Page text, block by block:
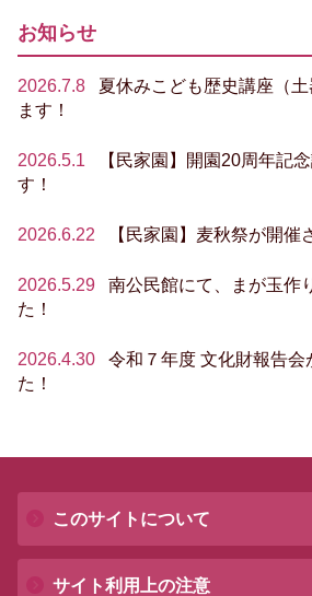
お知らせ
2026.7.8
夏休みこども歴史講座（
ます！
2026.5.1
【民家園】開園20周年記
す！
2026.6.22 【民家園】麦秋祭が開催
2026.5.29
南公民館にて、まが玉作
た！
2026.4.30
令和７年度 文化財報告会
た！
このサイトについて
サイト利用上の注意